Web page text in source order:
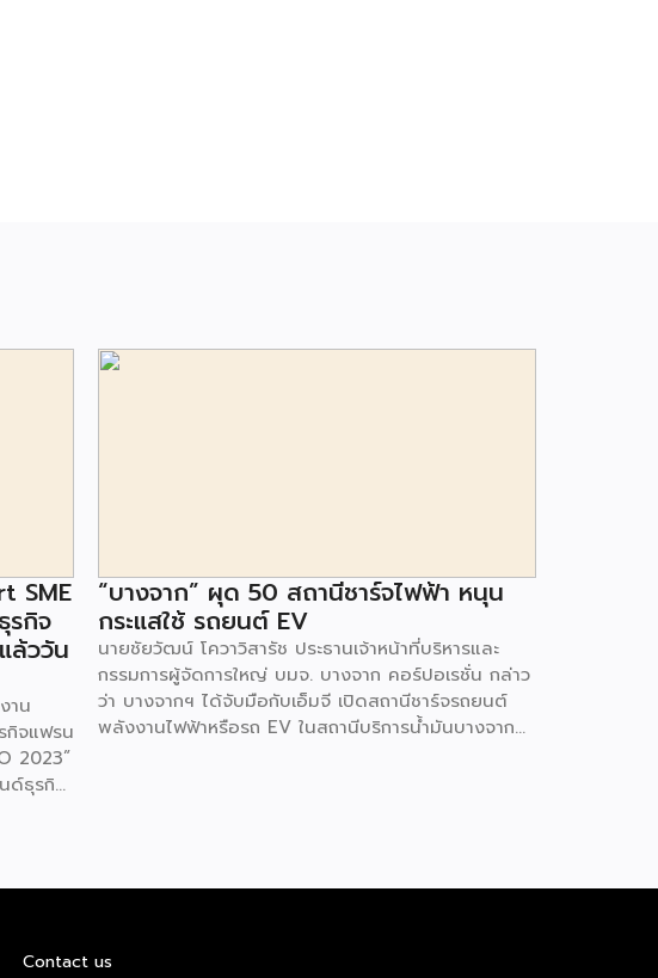
SME
รกิจ
ล้ววัน
าน
กิจแฟรน
2023”
ด์ธุรกิจ
กหมื่น
“บางจาก” ผุด 50 สถานีชาร์จไฟฟ้า หนุน
กระแสใช้ รถยนต์ EV
นายชัยวัฒน์ โควาวิสารัช ประธานเจ้าหน้าที่บริหารและ
กรรมการผู้จัดการใหญ่ บมจ. บางจาก คอร์ปอเรชั่น กล่าว
ว่า บางจากฯ ได้จับมือกับเอ็มจี เปิดสถานีชาร์จรถยนต์
พลังงานไฟฟ้าหรือรถ EV ในสถานีบริการน้ำมันบางจาก
จะทำให้สถานีบริการน้ำมันบางจากมีสถานีชาร์จรถ EV ทั้ง
พลังงานไฟฟ้า เพื่อรองรับการเติบโตของตลาดรถยนต์
Contact us